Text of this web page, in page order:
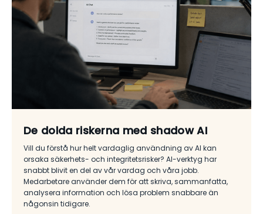
De dolda riskerna med shadow AI
Vill du förstå hur helt vardaglig användning av AI kan
orsaka säkerhets- och integritetsrisker? AI-verktyg har
snabbt blivit en del av vår vardag och våra jobb.
Medarbetare använder dem för att skriva, sammanfatta,
analysera information och lösa problem snabbare än
någonsin tidigare.